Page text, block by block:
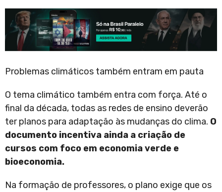
Problemas climáticos também entram em pauta
O tema climático também entra com força. Até o
final da década, todas as redes de ensino deverão
ter planos para adaptação às mudanças do clima. O
documento incentiva ainda a criação de
cursos com foco em economia verde e
bioeconomia.
Na formação de professores, o plano exige que os